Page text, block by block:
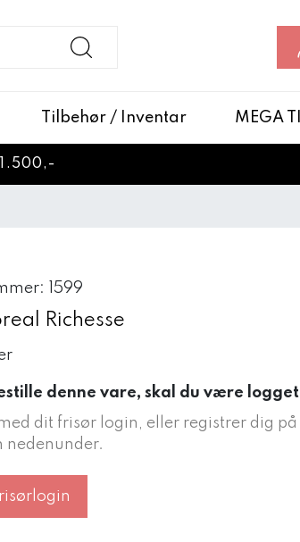
Tilbehør / Inventar MEGA
1.500,-
1599
Richesse
denne vare, skal du være logget
dit frisør login, eller registrer dig på
nedenunder.